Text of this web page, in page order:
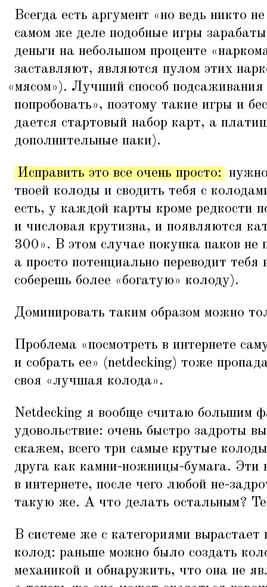
Всегда есть аргумент «но ведь никто
самом же деле подобные игры
деньги на небольшом проценте «
заставляют, являются пулом этих
«мясом»). Лучший способ
попробовать», поэтому такие игры и
дается стартовый набор карт, а
дополнительные паки).
Исправить это все очень просто:
твоей колоды и сводить тебя с
есть, у каждой карты кроме редкости
и числовая крутизна, и появляются
300». В этом случае покупка паков не
а просто потенциально переводит
соберешь более «богатую» колоду).
Доминировать таким образом можно
Проблема «посмотреть в интернете
и собрать ее» (netdecking) тоже
своя «лучшая колода».
Netdecking я вообще считаю большим
удовольствие: очень быстро задроты
скажем, всего три самые крутые
друга как камни-ножницы-бумага. Эти
в интернете, после чего любой не-
такую же. А что делать остальным?
В системе же с категориями вырастает
колод: раньше можно было создать
механикой и обнаружить, что она не